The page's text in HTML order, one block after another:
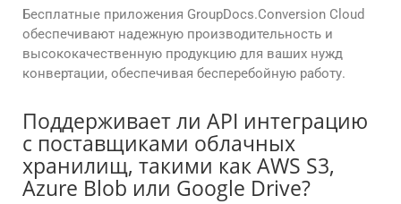
Бесплатные приложения GroupDocs.Conversion Cloud
обеспечивают надежную производительность и
высококачественную продукцию для ваших нужд
конвертации, обеспечивая бесперебойную работу.
Поддерживает ли API интеграцию
с поставщиками облачных
хранилищ, такими как AWS S3,
Azure Blob или Google Drive?